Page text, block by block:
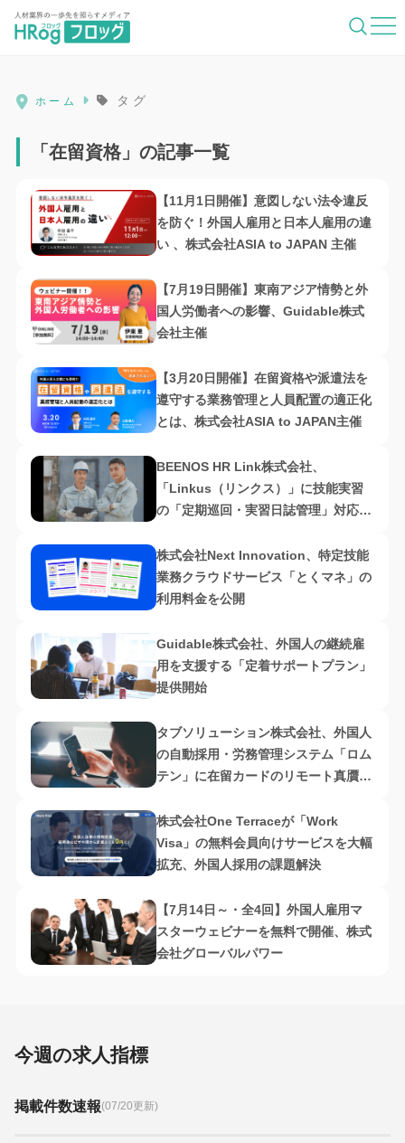
HRog | 人材業界の一歩先を照らすメディ
ホーム タグ
「在留資格」の記事一覧
【11月1日開催】意図しない法令違反
を防ぐ！外国人雇用と日本人雇用の違
い 、株式会社ASIA to JAPAN 主催
【7月19日開催】東南アジア情勢と外
国人労働者への影響、Guidable株式
会社主催
【3月20日開催】在留資格や派遣法を
遵守する業務管理と人員配置の適正化
とは​、株式会社ASIA to JAPAN主催
BEENOS HR Link株式会社、
「Linkus（リンクス）」に技能実習
の「定期巡回・実習日誌管理」対応機
株式会社Next Innovation、特定技能
業務クラウドサービス「とくマネ」の
利用料金を公開
Guidable株式会社、外国人の継続雇
用を支援する「定着サポートプラン」
提供開始
タブソリューション株式会社、外国人
の自動採用・労務管理システム「ロム
テン」に在留カードのリモート真贋判
株式会社One Terraceが「Work
Visa」の無料会員向けサービスを大幅
拡充、外国人採用の課題解決
【7月14日～・全4回】外国人雇用マ
スターウェビナーを無料で開催、株式
会社グローバルパワー
今週の求人指標
掲載件数速報(07/20更新)